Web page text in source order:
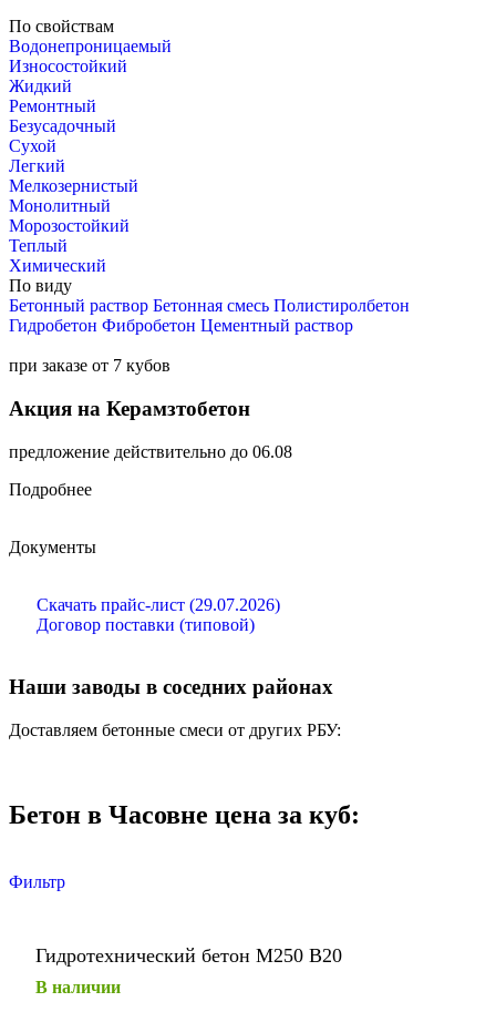
По свойствам
Водонепроницаемый
Износостойкий
Жидкий
Ремонтный
Безусадочный
Сухой
Легкий
Мелкозернистый
Монолитный
Морозостойкий
Теплый
Химический
По виду
Бетонный раствор Бетонная смесь Полистиролбетон
Гидробетон Фибробетон Цементный раствор
при заказе от 7 кубов
Акция на Керамзтобетон
предложение действительно до 06.08
Подробнее
Документы
Скачать прайс-лист (29.07.2026)
Договор поставки (типовой)
Наши заводы в соседних районах
Доставляем бетонные смеси от других РБУ:
Бетон в Часовне цена за куб:
Фильтр
Гидротехнический бетон М250 В20
В наличии